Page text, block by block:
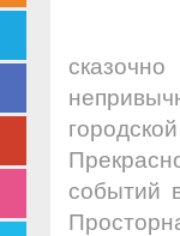
событий